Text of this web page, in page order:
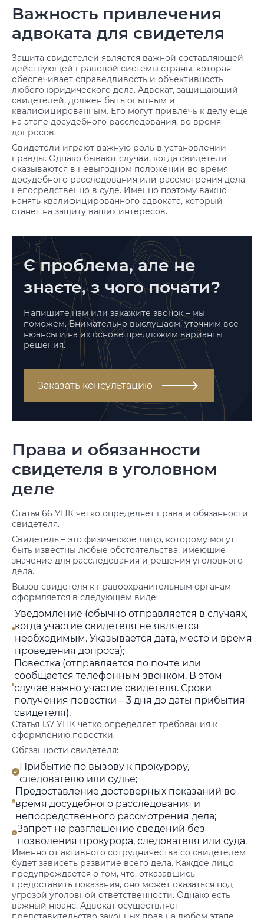
Важность привлечения
адвоката для свидетеля
Защита свидетелей является важной составляющей
действующей правовой системы страны, которая
обеспечивает справедливость и объективность
любого юридического дела. Адвокат, защищающий
свидетелей, должен быть опытным и
квалифицированным. Его могут привлечь к делу еще
на этапе досудебного расследования, во время
допросов.
Свидетели играют важную роль в установлении
правды. Однако бывают случаи, когда свидетели
оказываются в невыгодном положении во время
досудебного расследования или рассмотрения дела
непосредственно в суде. Именно поэтому важно
нанять квалифицированного адвоката, который
станет на защиту ваших интересов.
Є проблема, але не
знаєте, з чого почати?
Напишите нам или закажите звонок – мы
поможем. Внимательно выслушаем, уточним все
нюансы и на их основе предложим варианты
решения.
Заказать консультацию
Права и обязанности
свидетеля в уголовном
деле
Статья 66 УПК четко определяет права и обязанности
свидетеля.
Свидетель – это физическое лицо, которому могут
быть известны любые обстоятельства, имеющие
значение для расследования и решения уголовного
дела.
Вызов свидетеля к правоохранительным органам
оформляется в следующем виде:
Уведомление (обычно отправляется в случаях,
когда участие свидетеля не является
необходимым. Указывается дата, место и время
проведения допроса);
Повестка (отправляется по почте или
сообщается телефонным звонком. В этом
случае важно участие свидетеля. Сроки
получения повестки – 3 дня до даты прибытия
свидетеля).
Статья 137 УПК четко определяет требования к
оформлению повестки.
Обязанности свидетеля:
Прибытие по вызову к прокурору,
следователю или судье;
Предоставление достоверных показаний во
время досудебного расследования и
непосредственного рассмотрения дела;
Запрет на разглашение сведений без
позволения прокурора, следователя или суда.
Именно от активного сотрудничества со свидетелем
будет зависеть развитие всего дела. Каждое лицо
предупреждается о том, что, отказавшись
предоставить показания, оно может оказаться под
угрозой уголовной ответственности. Однако есть
важный нюанс. Адвокат осуществляет